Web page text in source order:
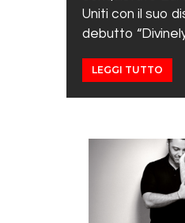
Uniti con il suo
debutto
LEGGI TUTTO